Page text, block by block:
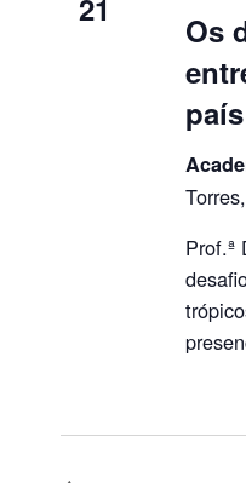
21
Os
Prof.ª